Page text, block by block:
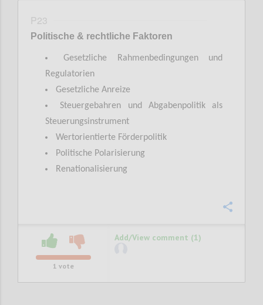
P23
Politische & rechtliche Faktoren
Gesetzliche Rahmenbedingungen und
Regulatorien
Gesetzliche Anreize
Steuergebahren und Abgabenpolitik als
Steuerungsinstrument
Wertorientierte Förderpolitik
Politische Polarisierung
Renationalisierung
1 vote
Add/View comment (1)